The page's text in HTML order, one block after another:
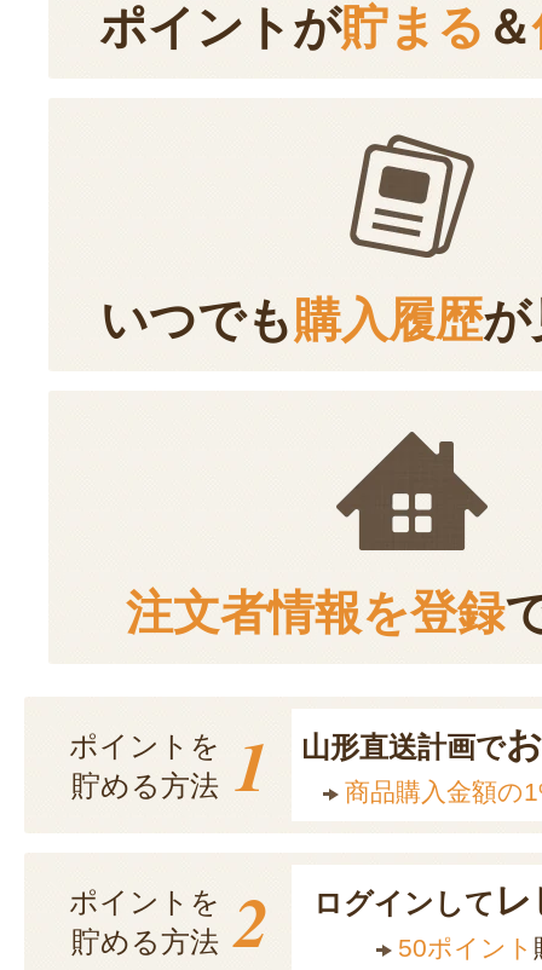
ポイントが貯まる ＆
いつでも購入履歴が
注文者情報を登録
ポイントを
貯める方法 1 山形直送計画で
商品購入金額の
ポイントを
貯める方法 2 ログインして
50ポイント